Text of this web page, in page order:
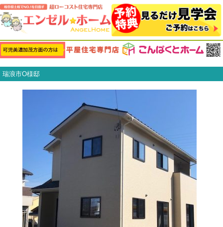
瑞浪市O様邸